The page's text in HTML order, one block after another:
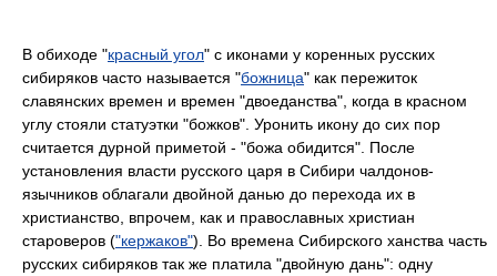
В обиходе "красный угол" с иконами у коренных русских
сибиряков часто называется "божница" как пережиток
славянских времен и времен "двоеданства", когда в красном
углу стояли статуэтки "божков". Уронить икону до сих пор
считается дурной приметой - "божа обидится". После
установления власти русского царя в Сибири чалдонов-
язычников облагали двойной данью до перехода их в
христианство, впрочем, как и православных христиан
староверов ("кержаков"). Во времена Сибирского ханства часть
русских сибиряков так же платила "двойную дань": одну